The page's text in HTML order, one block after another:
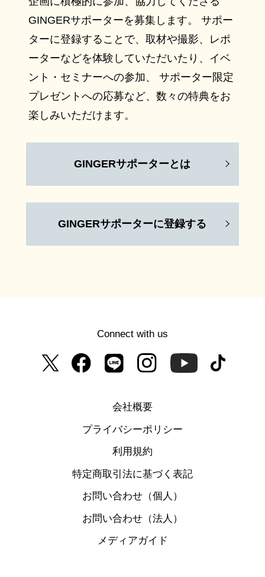
GINGERサポーターを募集します。 サポー
ターに登録することで、取材や撮影、レポ
ーターなどを体験していただいたり、イベ
ント・セミナーへの参加、 サポーター限定
プレゼントへの応募など、数々の特典をお
楽しみいただけます。
GINGERサポーターとは
GINGERサポーターに登録する
Connect with us
会社概要
プライバシーポリシー
利用規約
特定商取引法に基づく表記
お問い合わせ（個人）
お問い合わせ（法人）
メディアガイド